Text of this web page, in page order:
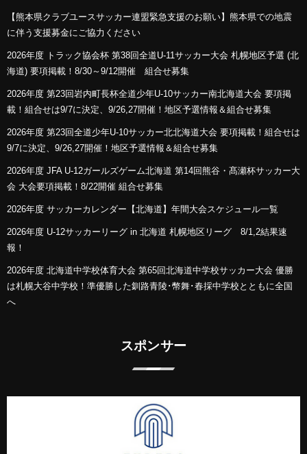
【熊本県クラブユースサッカー連盟緊急支援のお願い】熊本県での地震
に伴う支援募金にご協力ください
2026年度 トラック協会杯 第38回全道U-11サッカー大会 札幌地区予選 (北
海道) 要項掲載！8/30～9/12開催 組合せ募集
2026年度 第23回岩内町長杯全道少年U-10サッカー南北海道大会 要項掲
載！組合せは9/7に決定、9/26,27開催！地区予選情報＆組合せ募集
2026年度 第23回全道少年U-10サッカー北北海道大会 要項掲載！組合せは
9/7に決定、9/26,27開催！地区予選情報＆組合せ募集
2026年度 JFA U-12ガールズゲーム北海道 第14回熊谷・髙瀬杯サッカー大
会 大会要項掲載！8/22開催 組合せ募集
2026年度 サッカーカレンダー【北海道】年間大会スケジュール一覧
2026年度 U-12サッカーリーグ in 北海道 札幌地区リーグ 8/1,2結果速
報！
2026年度 北海道中学校体育大会 第65回北海道中学校サッカー大会 優勝
は札幌大谷中学校！準優勝した釧路青陵･幣舞･春採中学校とともに全国
へ
スポンサー